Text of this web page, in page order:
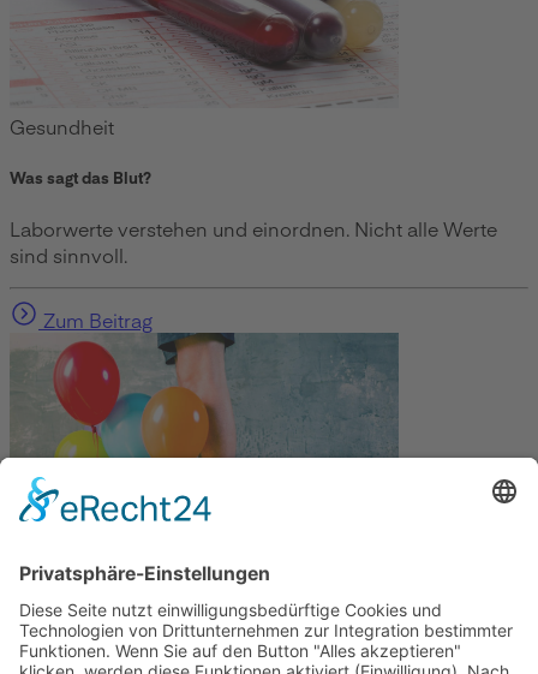
Gesundheit
Was sagt das Blut?
Laborwerte verstehen und einordnen. Nicht alle Werte
sind sinnvoll.
Zum Beitrag
Gesundheit
Die Abnehmspritze und ihre Nebenwirkungen